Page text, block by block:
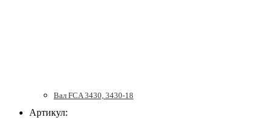
Вал FCA 3430, 3430-18
Артикул: